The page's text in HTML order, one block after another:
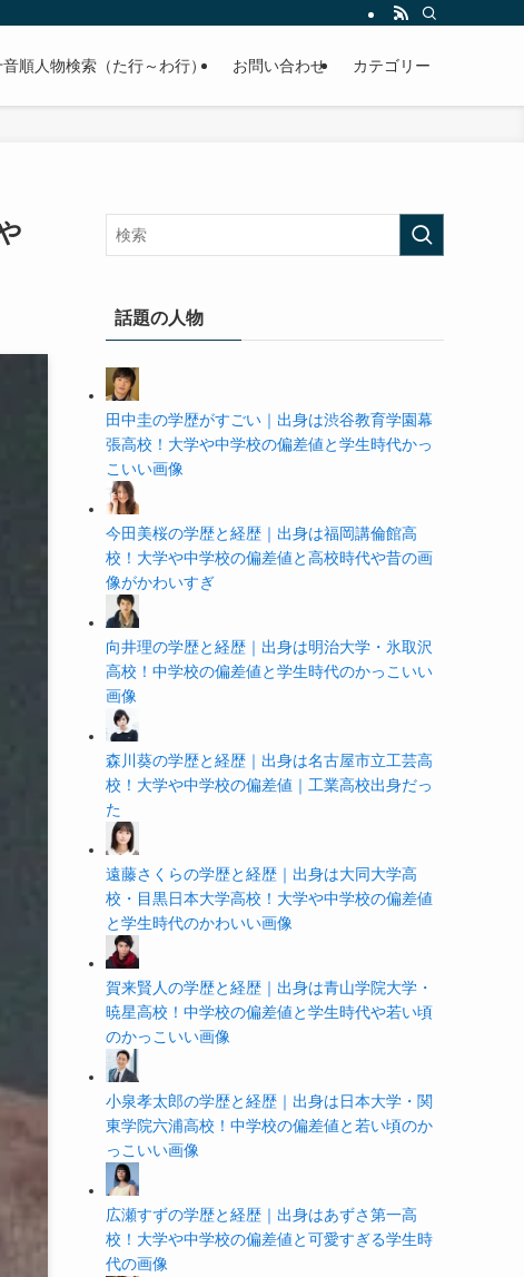
の学歴や高校・大学の偏差値まで紹介していきます。
音順人物検索（た行～わ行） お問い合わせ カテゴリー
話題の人物
田中圭の学歴がすごい｜出身は渋谷教育学園幕
張高校！大学や中学校の偏差値と学生時代かっ
こいい画像
今田美桜の学歴と経歴｜出身は福岡講倫館高
校！大学や中学校の偏差値と高校時代や昔の画
像がかわいすぎ
向井理の学歴と経歴｜出身は明治大学・氷取沢
高校！中学校の偏差値と学生時代のかっこいい
画像
森川葵の学歴と経歴｜出身は名古屋市立工芸高
校！大学や中学校の偏差値｜工業高校出身だっ
た
遠藤さくらの学歴と経歴｜出身は大同大学高
校・目黒日本大学高校！大学や中学校の偏差値
と学生時代のかわいい画像
賀来賢人の学歴と経歴｜出身は青山学院大学・
暁星高校！中学校の偏差値と学生時代や若い頃
のかっこいい画像
小泉孝太郎の学歴と経歴｜出身は日本大学・関
東学院六浦高校！中学校の偏差値と若い頃のか
っこいい画像
広瀬すずの学歴と経歴｜出身はあずさ第一高
校！大学や中学校の偏差値と可愛すぎる学生時
代の画像